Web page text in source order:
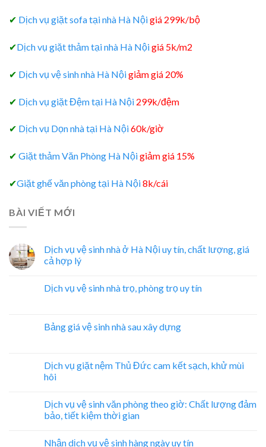
✔ Dịch vụ giặt sofa tại nhà Hà Nộigiá 299k/bộ
✔Dịch vụ giặt thảm tại nhà Hà Nộigiá 5k/m2
✔ Dịch vụ vệ sinh nhà Hà Nộigiảm giá 20%
✔ Dịch vụ giặt Đệm tại Hà Nội 299k/đệm
✔ Dịch vụ Dọn nhà tại Hà Nội60k/giờ
✔ Giặt thảm Văn Phòng Hà Nộigiảm giá 15%
✔Giặt ghế văn phòng tại Hà Nội8k/cái
BÀI VIẾT MỚI
Dịch vụ vệ sinh nhà ở Hà Nội uy tín, chất lượng, giá
cả hợp lý
Dịch vụ vệ sinh nhà trọ, phòng trọ uy tín
Bảng giá vệ sinh nhà sau xây dựng
Dịch vụ giặt nệm Thủ Đức cam kết sạch, khử mùi
hôi
Dịch vụ vệ sinh văn phòng theo giờ: Chất lượng đảm
bảo, tiết kiệm thời gian
Nhận dịch vụ vệ sinh hàng ngày uy tín